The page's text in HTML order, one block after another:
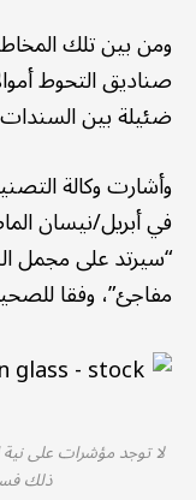
ومن بين تلك
صناديق التحوط
ضئيلة بين السندات
وأشارت وكالة
في أبريل/نيسان
“سيرتد على مجمل
مفاجئ”، وفقا
لا توجد مؤشرات على
ذلك